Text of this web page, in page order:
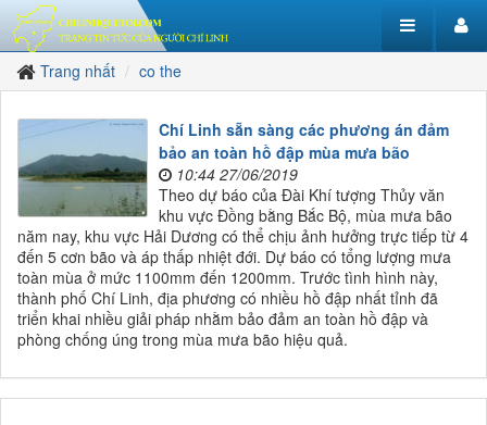
Trang nhất co the
Chí Linh sẵn sàng các phương án đảm
bảo an toàn hồ đập mùa mưa bão
10:44 27/06/2019
Theo dự báo của Đài Khí tượng Thủy văn
khu vực Đồng bằng Bắc Bộ, mùa mưa bão
năm nay, khu vực Hải Dương có thể chịu ảnh hưởng trực tiếp từ 4
đến 5 cơn bão và áp thấp nhiệt đới. Dự báo có tổng lượng mưa
toàn mùa ở mức 1100mm đến 1200mm. Trước tình hình này,
thành phố Chí Linh, địa phương có nhiều hồ đập nhất tỉnh đã
triển khai nhiều giải pháp nhằm bảo đảm an toàn hồ đập và
phòng chống úng trong mùa mưa bão hiệu quả.